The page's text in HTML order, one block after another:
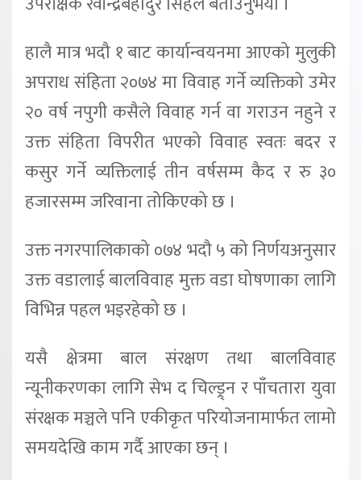
हालै मात्र भदौ १ बाट कार्यान्वयनमा आएको मुलुकी
अपराध संहिता २०७४ मा विवाह गर्ने व्यक्तिको उमेर
२० वर्ष नपुगी कसैले विवाह गर्न वा गराउन नहुने र
उक्त संहिता विपरीत भएको विवाह स्वतः बदर र
कसुर गर्ने व्यक्तिलाई तीन वर्षसम्म कैद र रु ३०
हजारसम्म जरिवाना तोकिएको छ ।
उक्त नगरपालिकाको ०७४ भदौ ५ को निर्णयअनुसार
उक्त वडालाई बालविवाह मुक्त वडा घोषणाका लागि
विभिन्न पहल भइरहेको छ ।
यसै क्षेत्रमा बाल संरक्षण तथा बालविवाह
न्यूनीकरणका लागि सेभ द चिल्ड्र्न र पाँचतारा युवा
संरक्षक मञ्चले पनि एकीकृत परियोजनामार्फत लामो
समयदेखि काम गर्दै आएका छन् ।